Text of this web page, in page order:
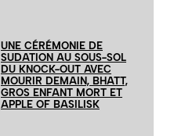
UNE CÉRÉMONIE DE
SUDATION AU SOUS-SOL
DU KNOCK-OUT AVEC
MOURIR DEMAIN, BHATT,
GROS ENFANT MORT ET
APPLE OF BASILISK